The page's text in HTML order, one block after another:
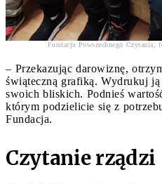
Fundacja Powszechnego
– Przekazując darowiznę,
świąteczną grafiką. Wydrukuj
swoich bliskich. Podnieś
którym podzielicie się z
Fundacja.
Czytanie rządzi